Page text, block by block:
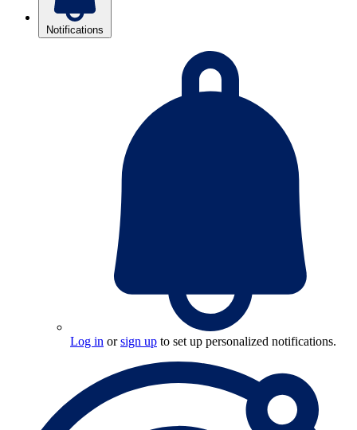
Notifications
Log in orsign up to set up personalized notifications.